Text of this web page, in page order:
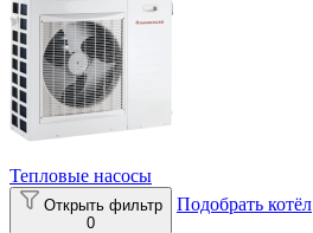
Тепловые насосы
Открыть фильтр
0
Подобрать котёл